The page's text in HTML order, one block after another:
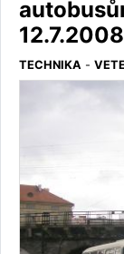
TECHNIKA -